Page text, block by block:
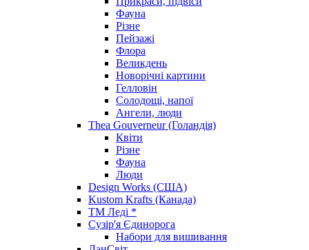
Фауна
Різне
Пейзажі
Флора
Великдень
Новорічні картини
Гелловін
Солодощі, напої
Ангели, люди
Thea Gouverneur (Голандія)
Квіти
Різне
Фауна
Люди
Design Works (США)
Kustom Krafts (Канада)
ТМ Леді *
Сузір'я Єдинорога
Набори для вишивання